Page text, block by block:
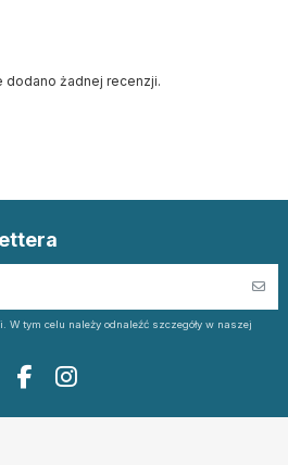
dodano żadnej recenzji.
tym celu należy odnaleźć szczegóły w naszej